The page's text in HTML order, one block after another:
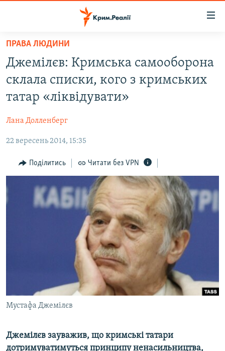
Перейти
основного
матеріалу
до
основної
Перейти
пошуку
ВОДА.КРИМ
ВІДЕО ТА ФОТО
БЛОГИ
ПОГЛЯД
ІНТЕРВ'Ю
СПЕЦПРОЕКТИ
ВІДЕОУРОКИ «ELIFBE»
СВІДЧЕННЯ ОКУПАЦІЇ
УКРАЇНСЬКА ПРОБЛЕМА КРИМУ
ІНФОГРАФІКА
ЯК ОБІЙТИ БЛОКУВАННЯ
ДОЛУЧАЙСЯ!
Усі сайти RFE/RL
ПРАВА ЛЮДИНИ
Джемілєв: Кримська самооборона
склала списки, кого з кримських
татар «ліквідувати»
Лана Долленберг
22 вересень 2014, 15:35
Поділитись Читати без VPN
Мустафа Джемілєв
Джемілєв зауважив, що кримські татари
дотримуватимуться принципу ненасильництва,